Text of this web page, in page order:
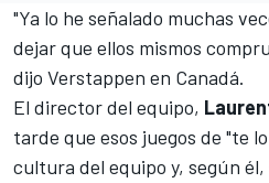
"Ya lo he señalado muchas
dejar que ellos mismos
dijo Verstappen en Canadá.
El director del equipo,
tarde que esos juegos de "te
cultura del equipo y, según